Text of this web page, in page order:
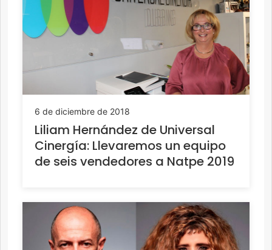
6 de diciembre de 2018
Liliam Hernández de Universal
Cinergía: Llevaremos un equipo
de seis vendedores a Natpe 2019